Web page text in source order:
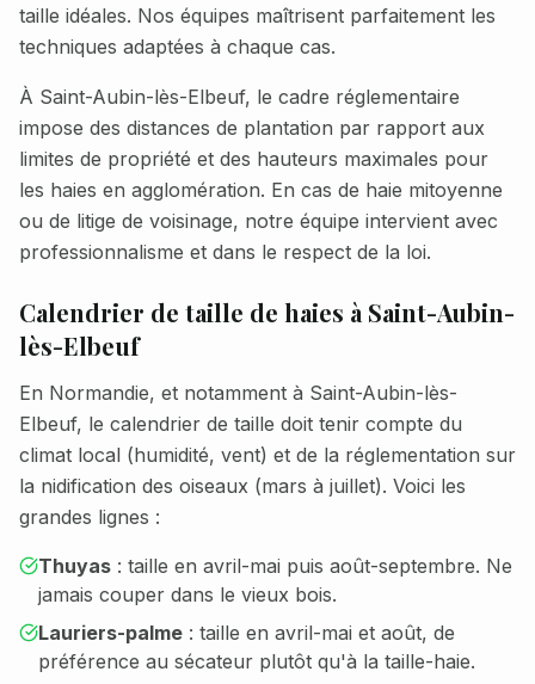
taille idéales. Nos équipes maîtrisent parfaitement les
techniques adaptées à chaque cas.
À Saint-Aubin-lès-Elbeuf, le cadre réglementaire
impose des distances de plantation par rapport aux
limites de propriété et des hauteurs maximales pour
les haies en agglomération. En cas de haie mitoyenne
ou de litige de voisinage, notre équipe intervient avec
professionnalisme et dans le respect de la loi.
Calendrier de taille de haies à Saint-Aubin-
lès-Elbeuf
En Normandie, et notamment à Saint-Aubin-lès-
Elbeuf, le calendrier de taille doit tenir compte du
climat local (humidité, vent) et de la réglementation sur
la nidification des oiseaux (mars à juillet). Voici les
grandes lignes :
Thuyas : taille en avril-mai puis août-septembre. Ne
jamais couper dans le vieux bois.
Lauriers-palme : taille en avril-mai et août, de
préférence au sécateur plutôt qu'à la taille-haie.